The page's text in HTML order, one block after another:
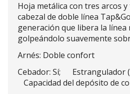
Hoja metálica con tres arcos
cabezal de doble línea
generación que libera la línea
golpeándolo suavemente
Arnés: Doble confort
Cebador: Sí; Estrangulador
Capacidad del depósito de